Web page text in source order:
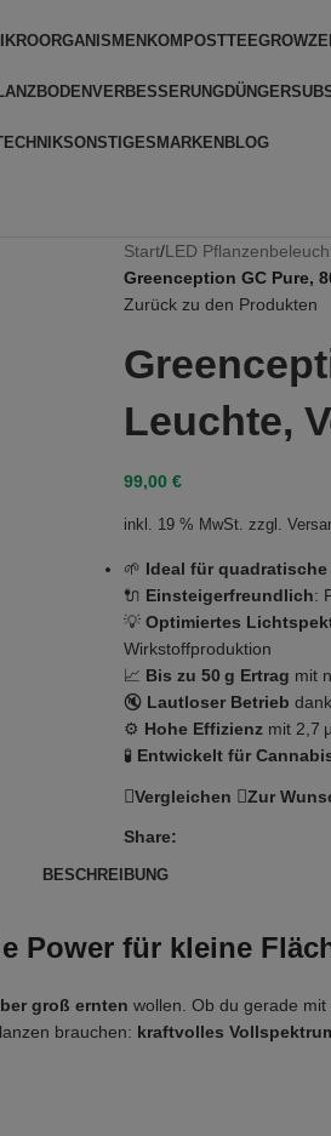
KOMPOSTTEE
BODENVERBESSERUNGDÜNGER
SONSTIGESMARKENBLOG
Start/LED
Greenception GC Pure,
Zurück zu den Produkten
Leuchte,
99,00 €
inkl. 19 % MwSt. zzgl.
🌱 Ideal für
🔌 Einsteigerfreundlich:
💡 Optimiertes
Wirkstoffproduktion
📈 Bis zu 50 g Ertrag mit
🔇 Lautloser Betrieb
⚙️ Hohe Effizienz mit 2,7
🧪 Entwickelt für
Vergleichen Zur
Share:
BESCHREIBUNG
Power für kleine
groß ernten wollen. Ob du gerade
brauchen: kraftvolles